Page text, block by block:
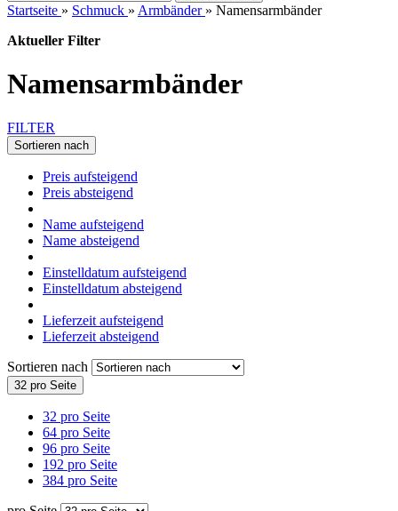
Startseite » Schmuck » Armbänder » Namensarmbänder
Aktueller Filter
Namensarmbänder
FILTER
Sortieren nach
Preis aufsteigend
Preis absteigend
Name aufsteigend
Name absteigend
Einstelldatum aufsteigend
Einstelldatum absteigend
Lieferzeit aufsteigend
Lieferzeit absteigend
Sortieren nach
32 pro Seite
32 pro Seite
64 pro Seite
96 pro Seite
192 pro Seite
384 pro Seite